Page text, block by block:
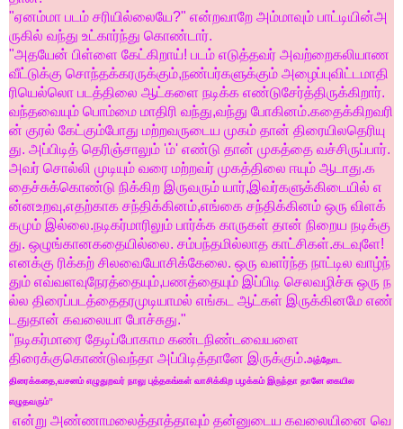
"ஏனம்மா படம் சரியில்லையே?" என்றவாறே அம்மாவும் பாட்டியின்அ
ருகில் வந்து உட்கார்ந்து கொண்டார்.
"அதயேன் பிள்ளை கேட்கிறாய்! படம் எடுத்தவர் அவற்றைகலியாண
வீட்டுக்கு சொந்தக்கரருக்கும்,நண்பர்களுக்கும் அழைப்புவிட்டமாதி
ரியெல்லொ படத்திலை ஆட்களை நடிக்க எண்டுசேர்த்திருக்கிறார்.
வந்தவையும் பொம்மை மாதிரி வந்து,வந்து போகினம்.கதைக்கிறவரி
ன் குரல் கேட்கும்போது மற்றவருடைய முகம் தான் திரையிலதெரியு
து. அப்பிடித் தெரிஞ்சாலும் 'ம்' எண்டு தான் முகத்தை வச்சிருப்பார்.
அவர் சொல்லி முடியும் வரை மற்றவர் முகத்திலை ஈயும் ஆடாது.க
தைச்சுக்கொண்டு நிக்கிற இருவரும் யார்,இவர்களுக்கிடையில் எ
ன்னஉறவு,எதற்காக சந்திக்கினம்,எங்கை சந்திக்கினம் ஒரு விளக்
கமும் இல்லை.நடிகர்மாரிலும் பார்க்க காருகள் தான் நிறைய நடிக்கு
து. ஒழுங்கானகதையில்லை. சம்பந்தமில்லாத காட்சிகள்.கடவுளே!
எனக்கு ரிக்கற் சிலவையோசிக்கேலை. ஒரு வளர்ந்த நாட்டில வாழ்ந்
தும் எவ்வளவுநேரத்தையும்,பணத்தையும் இப்பிடி செலவழிச்சு ஒரு ந
ல்ல திரைப்படத்தைதரமுடியாமல் எங்கட ஆட்கள் இருக்கினமே எண்
டதுதான் கவலையா போச்சுது."
"நடிகர்மாரை தேடிப்போகாம கண்டநிண்டவையளை
திரைக்குகொண்டுவந்தா அப்பிடித்தானே இருக்கும்.அத்தோட
திரைக்கதை,வசனம் எழுதுறவர் நாலு புத்தகங்கள் வாசிக்கிற பழக்கம் இருந்தா தானே கையில
எழுதவரும்”
என்று அண்ணாமலைத்தாத்தாவும் தன்னுடைய கவலையினை வெ